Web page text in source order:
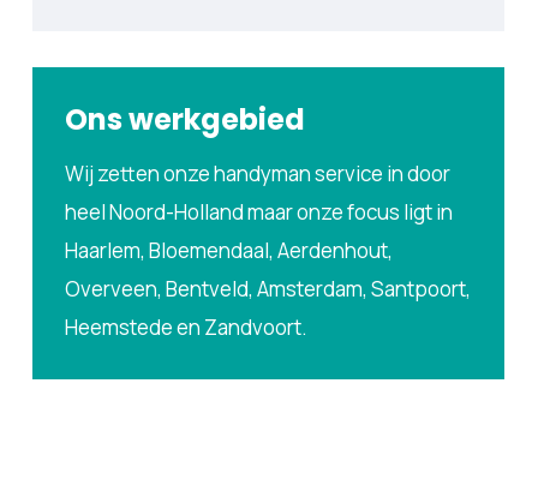
Ons werkgebied
Wij zetten onze handyman service in door
heel Noord-Holland maar onze focus ligt in
Haarlem, Bloemendaal, Aerdenhout,
Overveen, Bentveld, Amsterdam, Santpoort,
Heemstede en Zandvoort.